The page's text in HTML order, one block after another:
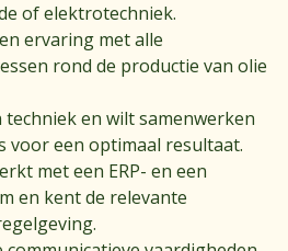
of elektrotechniek.
ervaring met alle
rond de productie van olie
techniek en wilt samenwerken
voor een optimaal resultaat.
met een ERP- en een
en kent de relevante